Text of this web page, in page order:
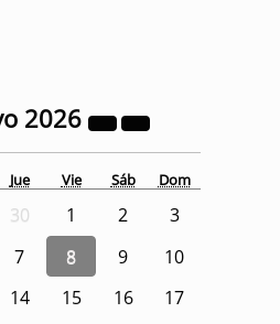
2026
Jue Vie Sáb Dom
30 1 2
3
7 8 9
10
14 15 16
17